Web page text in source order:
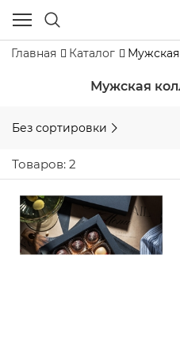
Главная Каталог
Мужская
Без сортировки
Товаров: 2